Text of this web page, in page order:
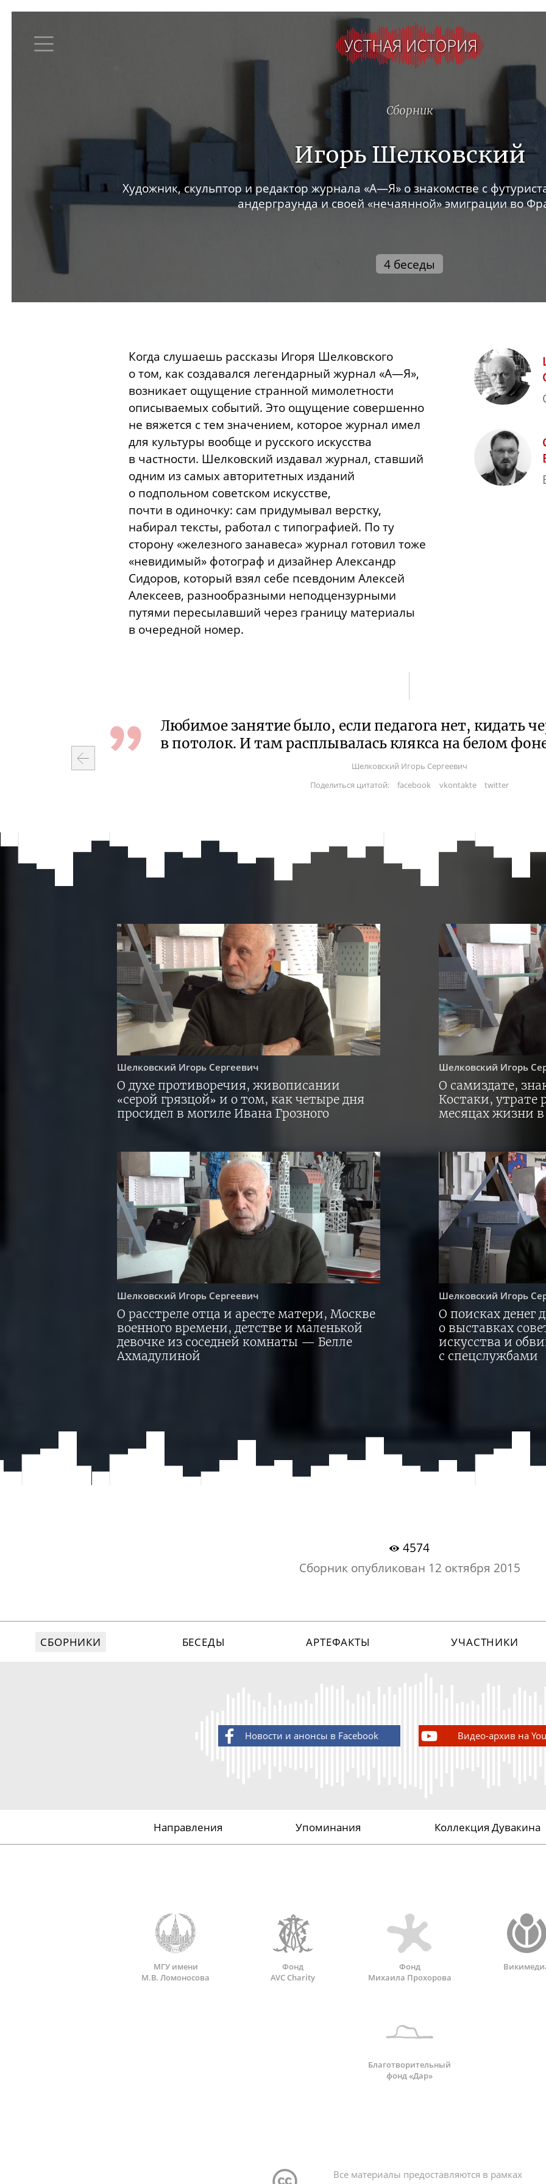
Сборник
Игорь Шелковский
Художник, скульптор и редактор журнала «А—Я» о знакомстве с
андерграунда и своей «нечаянной» эмиграции во
4 беседы
Когда слушаешь рассказы Игоря Шелковского
о том, как создавался легендарный журнал «А—Я»,
возникает ощущение странной мимолетности
описываемых событий. Это ощущение совершенно
не вяжется с тем значением, которое журнал имел
для культуры вообще и русского искусства
в частности. Шелковский издавал журнал, ставший
одним из самых авторитетных изданий
о подпольном советском искусстве,
почти в одиночку: сам придумывал верстку,
набирал тексты, работал с типографией. По ту
сторону «железного занавеса» журнал готовил тоже
«невидимый» фотограф и дизайнер Александр
Сидоров, который взял себе псевдоним Алексей
Алексеев, разнообразными неподцензурными
путями пересылавший через границу материалы
в очередной номер.
Любимое занятие было, если педагога нет, кидать
в потолок. И там расплывалась клякса на белом
Шелковский Игорь Сергеевич
Поделиться цитатой:
facebook vkontakte twitter
Шелковский Игорь Сергеевич
О духе противоречия, живописании
«серой грязцой» и о том, как четыре дня
просидел в могиле Ивана Грозного
Шелковский Игорь
О самиздате,
Костаки, утрате
месяцах жизни
Шелковский Игорь Сергеевич
О расстреле отца и аресте матери, Москве
военного времени, детстве и маленькой
девочке из соседней комнаты — Белле
Ахмадулиной
Шелковский Игорь
О поисках
о выставках
искусства и
с спецслужбами
4574
Сборник опубликован 12 октября 2015
СБОРНИКИ БЕСЕДЫ АРТЕФАКТЫ УЧАСТНИКИ
Новости и анонсы в Facebook Видео-архив на
Направления Упоминания Коллекция Дувакина
МГУ имени
М.В. Ломоносова
Фонд
AVC Charity
Фонд
Михаила Прохорова
Благотворительный
фонд «Дар»
Все материалы предоставляются в рамках